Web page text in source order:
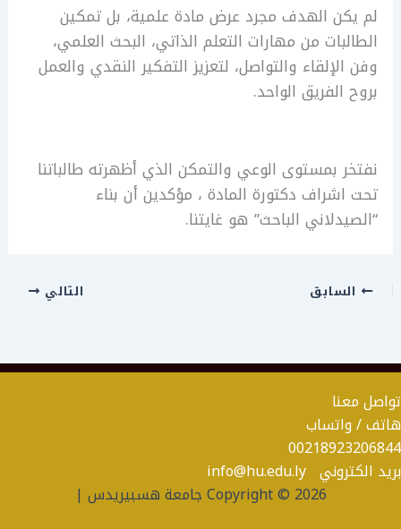
لم يكن الهدف مجرد عرض مادة علمية، بل تمكين
الطالبات من مهارات التعلم الذاتي، البحث العلمي،
وفن الإلقاء والتواصل، لتعزيز التفكير النقدي والعمل
بروح الفريق الواحد.
​نفتخر بمستوى الوعي والتمكن الذي أظهرته طالباتنا
تحت اشراف دكتورة المادة ، مؤكدين أن بناء
“الصيدلاني الباحث” هو غايتنا.
السابق التالي
تواصل معنا
هاتف / واتساب
00218923206844
بريد الكتروني info@hu.edu.ly
Copyright © 2026 جامعة هسبيريدس |